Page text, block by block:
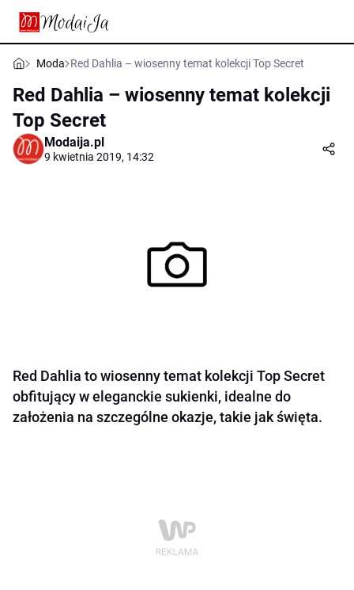
Moda Red Dahlia – wiosenny temat kolekcji Top Secret
Red Dahlia – wiosenny temat kolekcji
Top Secret
Modaija.pl
9 kwietnia 2019, 14:32
Red Dahlia to wiosenny temat kolekcji Top Secret
obfitujący w eleganckie sukienki, idealne do
założenia na szczególne okazje, takie jak święta.